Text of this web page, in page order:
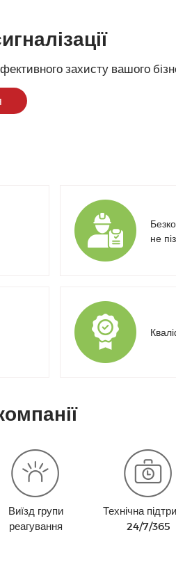
захисту вашого
не
Виїзд групи
реагування
Технічна
24/7/365